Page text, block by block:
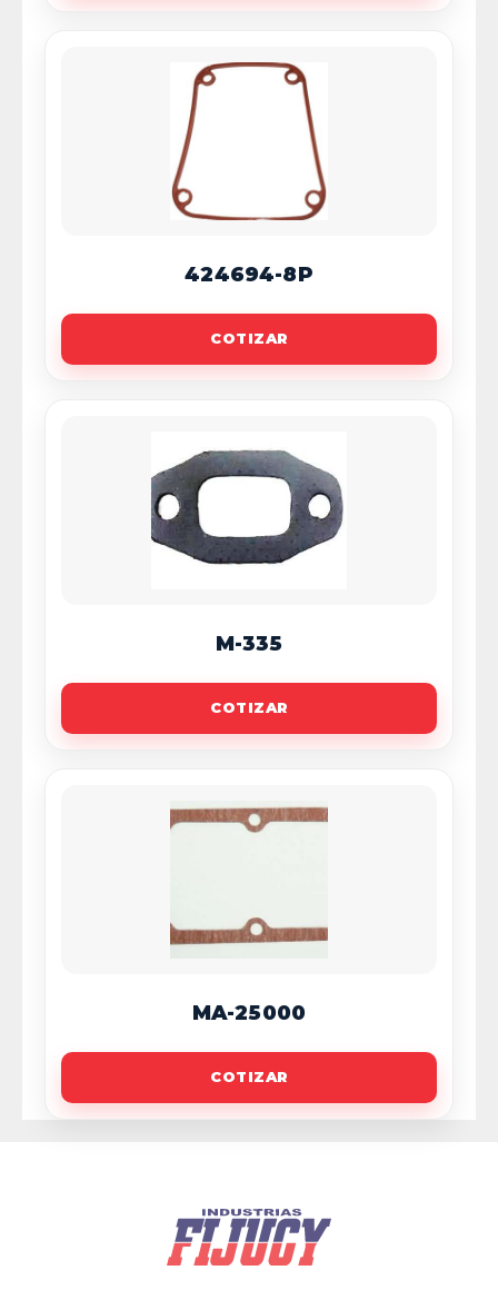
424694-8P
COTIZAR
M-335
COTIZAR
MA-25000
COTIZAR